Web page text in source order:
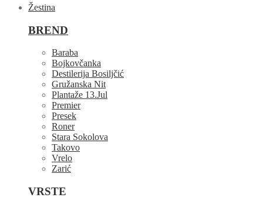
Žestina
BREND
Baraba
Bojkovčanka
Destilerija Bosiljčić
Gružanska Nit
Plantaže 13.Jul
Premier
Presek
Roner
Stara Sokolova
Takovo
Vrelo
Zarić
VRSTE